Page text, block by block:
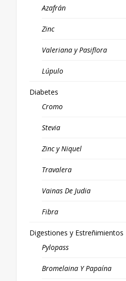
Azafrán
Zinc
Valeriana y Pasiflora
Lúpulo
Diabetes
Cromo
Stevia
Zinc y Niquel
Travalera
Vainas De Judia
Fibra
Digestiones y Estreñimientos
Pylopass
Bromelaina Y Papaína